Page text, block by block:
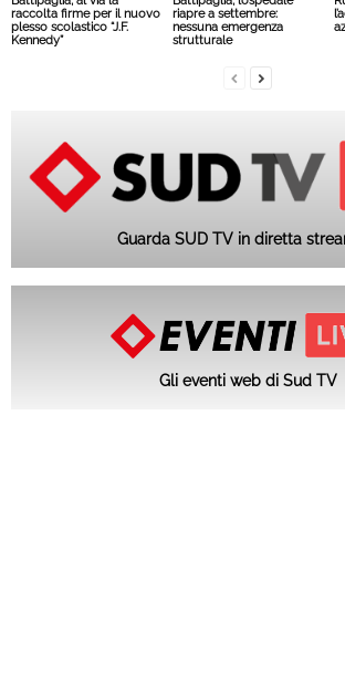
raccolta firme per il nuovo
plesso scolastico “J.F.
Kennedy”
riapre a settembre:
nessuna emergenza
strutturale
Guarda SUD TV in diretta
Gli eventi web di Sud TV